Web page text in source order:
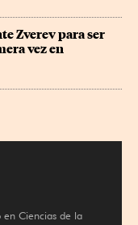
Zverev para ser
vez en
en Ciencias de la